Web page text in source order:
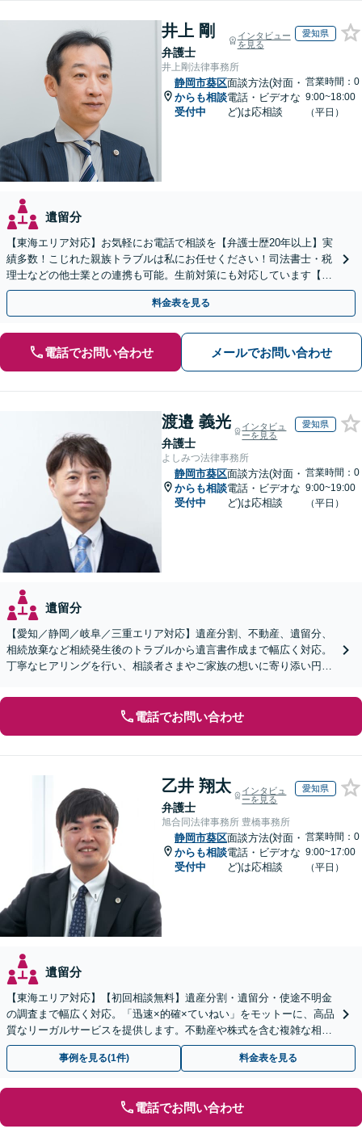
井上 剛
弁護士
インタビュー
を見る
愛知県
井上剛法律事務所
静岡市葵区
からも相談
受付中
面談方法(対面・
電話・ビデオな
ど)は応相談
営業時間：0
9:00~18:00
（平日）
遺留分
【東海エリア対応】お気軽にお電話で相談を【弁護士歴20年以上】実
績多数！こじれた親族トラブルは私にお任せください！司法書士・税
理士などの他士業との連携も可能。生前対策にも対応しています【夜
間・休日面談可】【完全個室・秘密厳守】
料金表を見る
電話でお問い合わせ メールでお問い合わせ
渡邉 義光
弁護士
インタビュ
ーを見る
愛知県
よしみつ法律事務所
静岡市葵区
からも相談
受付中
面談方法(対面・
電話・ビデオな
ど)は応相談
営業時間：0
9:00~19:00
（平日）
遺留分
【愛知／静岡／岐阜／三重エリア対応】遺産分割、不動産、遺留分、
相続放棄など相続発生後のトラブルから遺言書作成まで幅広く対応。
丁寧なヒアリングを行い、相談者さまやご家族の想いに寄り添い円滑
電話でお問い合わせ
乙井 翔太
弁護士
インタビュ
ーを見る
愛知県
旭合同法律事務所 豊橋事務所
静岡市葵区
からも相談
受付中
面談方法(対面・
電話・ビデオな
ど)は応相談
営業時間：0
9:00~17:00
（平日）
遺留分
【東海エリア対応】【初回相談無料】遺産分割・遺留分・使途不明金
の調査まで幅広く対応。「迅速×的確×ていねい」をモットーに、高品
質なリーガルサービスを提供します。不動産や株式を含む複雑な相続
もお任せください【休日・夜間対応OK】
事例を見る(1件) 料金表を見る
電話でお問い合わせ